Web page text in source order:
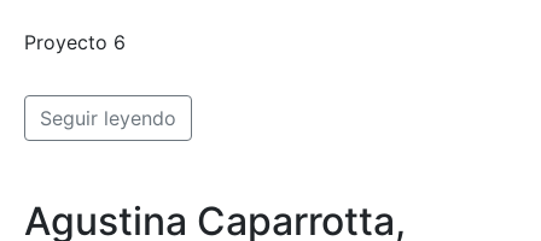
Proyecto 6
Seguir leyendo
Agustina Caparrotta,